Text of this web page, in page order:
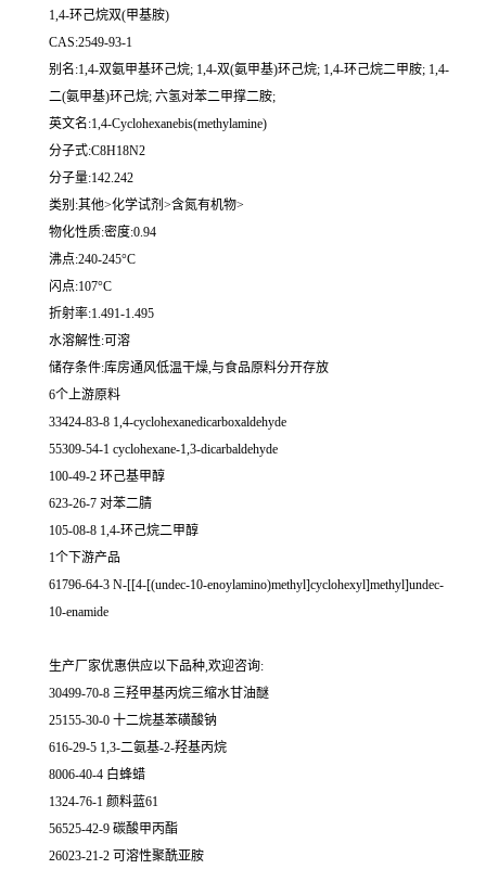
1,4-环己烷双(甲基胺)
CAS:2549-93-1
别名:1,4-双氨甲基环己烷; 1,4-双(氨甲基)环己烷; 1,4-环己烷二甲胺; 1,4-
二(氨甲基)环己烷; 六氢对苯二甲撑二胺;
英文名:1,4-Cyclohexanebis(methylamine)
分子式:C8H18N2
分子量:142.242
类别:其他>化学试剂>含氮有机物>
物化性质:密度:0.94
沸点:240-245°C
闪点:107°C
折射率:1.491-1.495
水溶解性:可溶
储存条件:库房通风低温干燥,与食品原料分开存放
6个上游原料
33424-83-8 1,4-cyclohexanedicarboxaldehyde
55309-54-1 cyclohexane-1,3-dicarbaldehyde
100-49-2 环己基甲醇
623-26-7 对苯二腈
105-08-8 1,4-环己烷二甲醇
1个下游产品
61796-64-3 N-[[4-[(undec-10-enoylamino)methyl]cyclohexyl]methyl]undec-
10-enamide
生产厂家优惠供应以下品种,欢迎咨询:
30499-70-8 三羟甲基丙烷三缩水甘油醚
25155-30-0 十二烷基苯磺酸钠
616-29-5 1,3-二氨基-2-羟基丙烷
8006-40-4 白蜂蜡
1324-76-1 颜料蓝61
56525-42-9 碳酸甲丙酯
26023-21-2 可溶性聚酰亚胺